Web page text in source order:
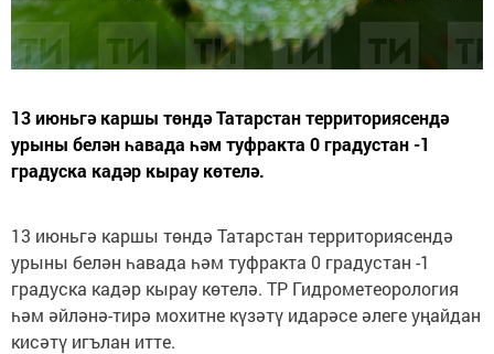
13 июньгә каршы төндә Татарстан территориясендә
урыны белән һавада һәм туфракта 0 градустан -1
градуска кадәр кырау көтелә.
13 июньгә каршы төндә Татарстан территориясендә
урыны белән һавада һәм туфракта 0 градустан -1
градуска кадәр кырау көтелә. ТР Гидрометеорология
һәм әйләнә-тирә мохитне күзәтү идарәсе әлеге уңайдан
кисәтү игълан итте.